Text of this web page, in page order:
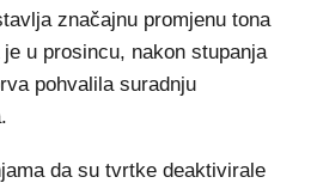
značajnu promjenu tona
u prosincu, nakon stupanja
pohvalila suradnju
da su tvrtke deaktivirale